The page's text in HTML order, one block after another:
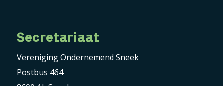
Secretariaat
Vereniging Ondernemend Sneek
Postbus 464